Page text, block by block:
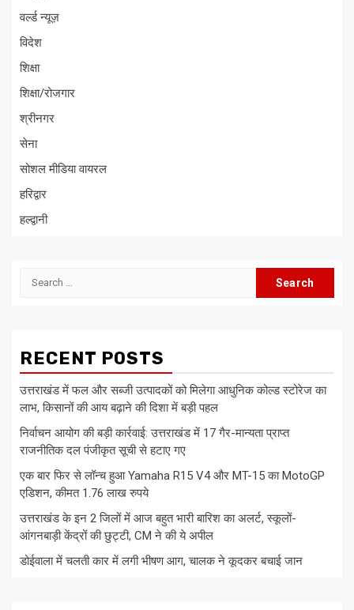
वर्ल्ड न्यूज़
विदेश
शिक्षा
शिक्षा/रोजगार
श्रीनगर
सेना
सोशल मीडिया वायरल
हरिद्वार
हल्द्वानी
Search
RECENT POSTS
उत्तराखंड में फल और सब्जी उत्पादकों को मिलेगा आधुनिक कोल्ड स्टोरेज का
लाभ, किसानों की आय बढ़ाने की दिशा में बड़ी पहल
निर्वाचन आयोग की बड़ी कार्रवाई: उत्तराखंड में 17 गैर-मान्यता प्राप्त
राजनीतिक दल पंजीकृत सूची से हटाए गए
एक बार फिर से लॉन्च हुआ Yamaha R15 V4 और MT-15 का MotoGP
एडिशन, कीमत 1.76 लाख रुपये
उत्तराखंड के इन 2 जिलों में आज बहुत भारी बारिश का अलर्ट, स्कूलों-
आंगनबाड़ी केंद्रों की छुट्टी, CM ने की ये अपील
डोईवाला में चलती कार में लगी भीषण आग, चालक ने कूदकर बचाई जान